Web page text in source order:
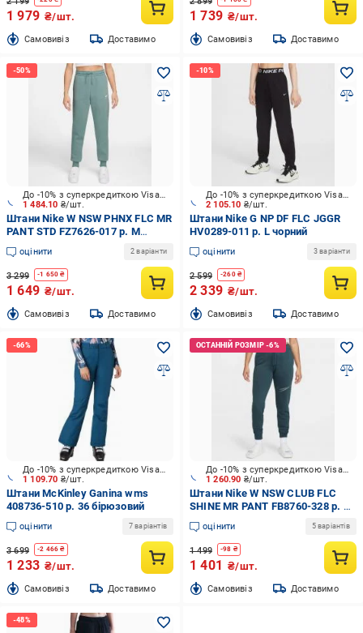
1 979 ₴/шт.
Cамовивіз Доставимо
1 739 ₴/шт.
Cамовивіз Доставимо
1 484.10 ₴/шт.
До -10% з суперкредиткою Visa Вигода
Штани Nike W NSW PHNX FLC MR
PANT STD FZ7626-017 р. M
зелений
оцінити 2 варіанти
3 299 -1 650 ₴
1 649 ₴/шт.
Cамовивіз Доставимо
2 105.10 ₴/шт.
До -10% з суперкредиткою Visa Вигода
Штани Nike G NP DF FLC JGGR
HV0289-011 р. L чорний
оцінити 3 варіанти
2 599 -260₴
2 339 ₴/шт.
Cамовивіз Доставимо
1 109.70 ₴/шт.
До -10% з суперкредиткою Visa Вигода
Штани McKinley Ganina wms
408736-510 р. 36 бірюзовий
оцінити 7 варіантів
3 699 -2 466 ₴
1 233 ₴/шт.
Cамовивіз Доставимо
1 260.90 ₴/шт.
До -10% з суперкредиткою Visa Вигода
Штани Nike W NSW CLUB FLC
SHINE MR PANT FB8760-328 р. S
синій
оцінити 5 варіантів
1 499 -98 ₴
1 401 ₴/шт.
Cамовивіз Доставимо